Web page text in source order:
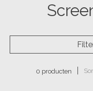
0 producten